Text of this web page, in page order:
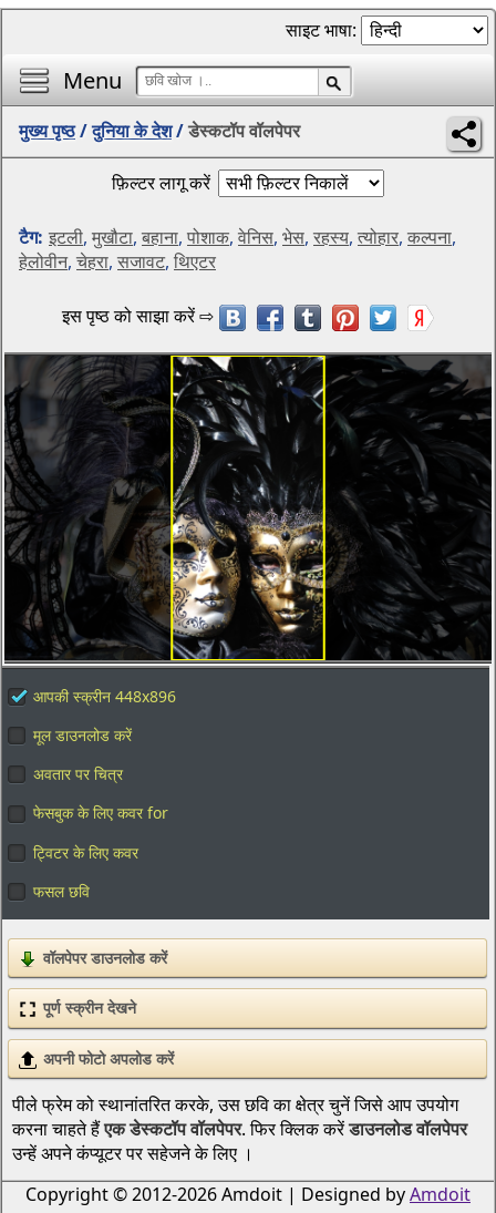
Menu
साइट भाषा:
मुख्य पृष्ठ/दुनिया के देश/डेस्कटॉप वॉलपेपर
फ़िल्टर लागू करें
टैग: इटली, मुखौटा, बहाना, पोशाक, वेनिस, भेस, रहस्य, त्योहार, कल्पना,
हेलोवीन, चेहरा, सजावट, थिएटर
आपकी स्क्रीन 448x896
मूल डाउनलोड करें
अवतार पर चित्र
फेसबुक के लिए कवर for
ट्विटर के लिए कवर
फसल छवि
वॉलपेपर डाउनलोड करें
पूर्ण स्क्रीन देखने
अपनी फोटो अपलोड करें
पीले फ्रेम को स्थानांतरित करके, उस छवि का क्षेत्र चुनें जिसे आप उपयोग
करना चाहते हैंएक डेस्कटॉप वॉलपेपर. फिर क्लिक करेंडाउनलोड वॉलपेपर
उन्हें अपने कंप्यूटर पर सहेजने के लिए ।
Copyright © 2012-2026 Amdoit | Designed byAmdoit